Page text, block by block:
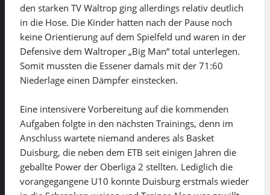
den starken TV Waltrop ging allerdings relativ deutlich
in die Hose. Die Kinder hatten nach der Pause noch
keine Orientierung auf dem Spielfeld und waren in der
Defensive dem Waltroper „Big Man“ total unterlegen.
Somit mussten die Essener damals mit der 71:60
Niederlage einen Dämpfer einstecken.
Eine intensivere Vorbereitung auf die kommenden
Aufgaben folgte in den nächsten Trainings, denn im
Anschluss wartete niemand anderes als Basket
Duisburg, die neben dem ETB seit einigen Jahren die
geballte Power der Oberliga 2 stellten. Lediglich die
vorangegangene U10 konnte Duisburg erstmals wieder